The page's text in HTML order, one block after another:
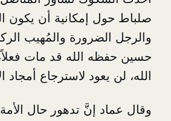
إمكانية أن يكونالقائد الخالد
والمُهيب الركن الشهيد
اللهقد مات فعلاً، وأنَّه، لا قدَّر
لاسترجاع أمجاد الأمة وهيبتها.
إنَّ تدهور حال الأمة بعد غياب